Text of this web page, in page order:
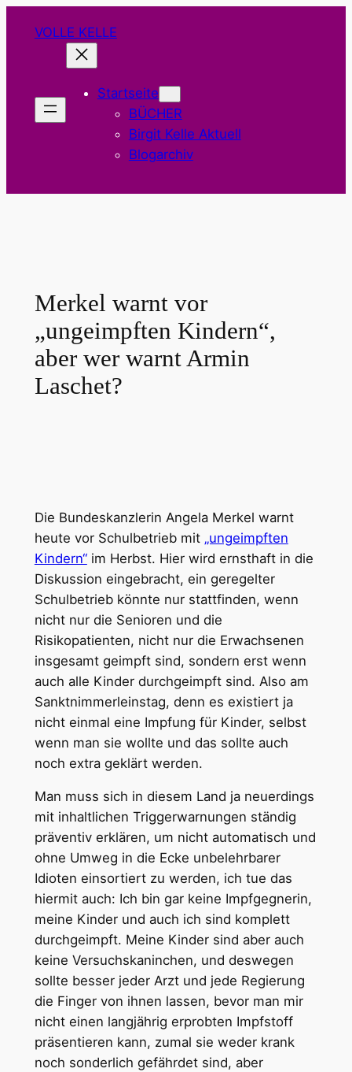
InhaltVOLLE KELLE
Startseite
BÜCHER
Birgit Kelle Aktuell
Blogarchiv
Merkel warnt vor
„ungeimpften Kindern“,
aber wer warnt Armin
Laschet?
Die Bundeskanzlerin Angela Merkel warnt
heute vor Schulbetrieb mit „ungeimpften
Kindern“im Herbst. Hier wird ernsthaft in die
Diskussion eingebracht, ein geregelter
Schulbetrieb könnte nur stattfinden, wenn
nicht nur die Senioren und die
Risikopatienten, nicht nur die Erwachsenen
insgesamt geimpft sind, sondern erst wenn
auch alle Kinder durchgeimpft sind. Also am
Sanktnimmerleinstag, denn es existiert ja
nicht einmal eine Impfung für Kinder, selbst
wenn man sie wollte und das sollte auch
noch extra geklärt werden.
Man muss sich in diesem Land ja neuerdings
mit inhaltlichen Triggerwarnungen ständig
präventiv erklären, um nicht automatisch und
ohne Umweg in die Ecke unbelehrbarer
Idioten einsortiert zu werden, ich tue das
hiermit auch: Ich bin gar keine Impfgegnerin,
meine Kinder und auch ich sind komplett
durchgeimpft. Meine Kinder sind aber auch
keine Versuchskaninchen, und deswegen
sollte besser jeder Arzt und jede Regierung
die Finger von ihnen lassen, bevor man mir
nicht einen langjährig erprobten Impfstoff
präsentieren kann, zumal sie weder krank
noch sonderlich gefährdet sind, aber